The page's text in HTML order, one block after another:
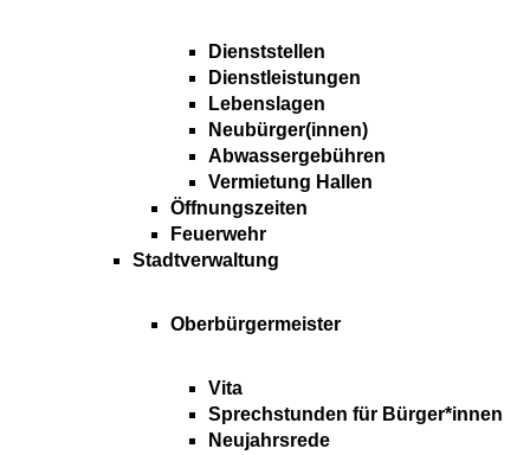
Dienststellen
Dienstleistungen
Lebenslagen
Neubürger(innen)
Abwassergebühren
Vermietung Hallen
Öffnungszeiten
Feuerwehr
Stadtverwaltung
Oberbürgermeister
Vita
Sprechstunden für Bürger*innen
Neujahrsrede